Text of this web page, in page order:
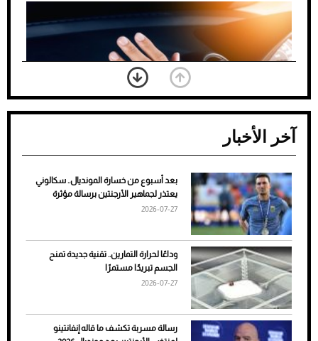
ضعف تبريد مكيف السيارة عند الوقوف.. أشهر
الأسباب والحلول
آخر الأخبار
بعد أسبوع من خسارة المونديال.. سكالوني
يعتذر لجماهير الأرجنتين برسالة مؤثرة
2026-07-27
وداعًا لحرارة التمارين.. تقنية جديدة تمنح
الجسم تبريدًا مستمرًا
2026-07-27
رسالة مسربة تكشف ما قاله إنفانتينو